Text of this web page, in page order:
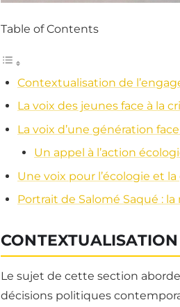
Table of Contents
Contextualisation de
La voix des jeunes face à la
La voix d’une génération
Un appel à l’action
Une voix pour l’écologie et
Portrait de Salomé Saqué :
Le sujet de cette section
décisions politiques